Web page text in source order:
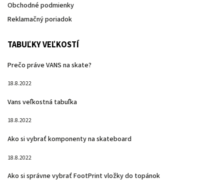
Obchodné podmienky
Reklamačný poriadok
TABUĽKY VEĽKOSTÍ
Prečo práve VANS na skate?
18.8.2022
Vans veľkostná tabuľka
18.8.2022
Ako si vybrať komponenty na skateboard
18.8.2022
Ako si správne vybrať FootPrint vložky do topánok